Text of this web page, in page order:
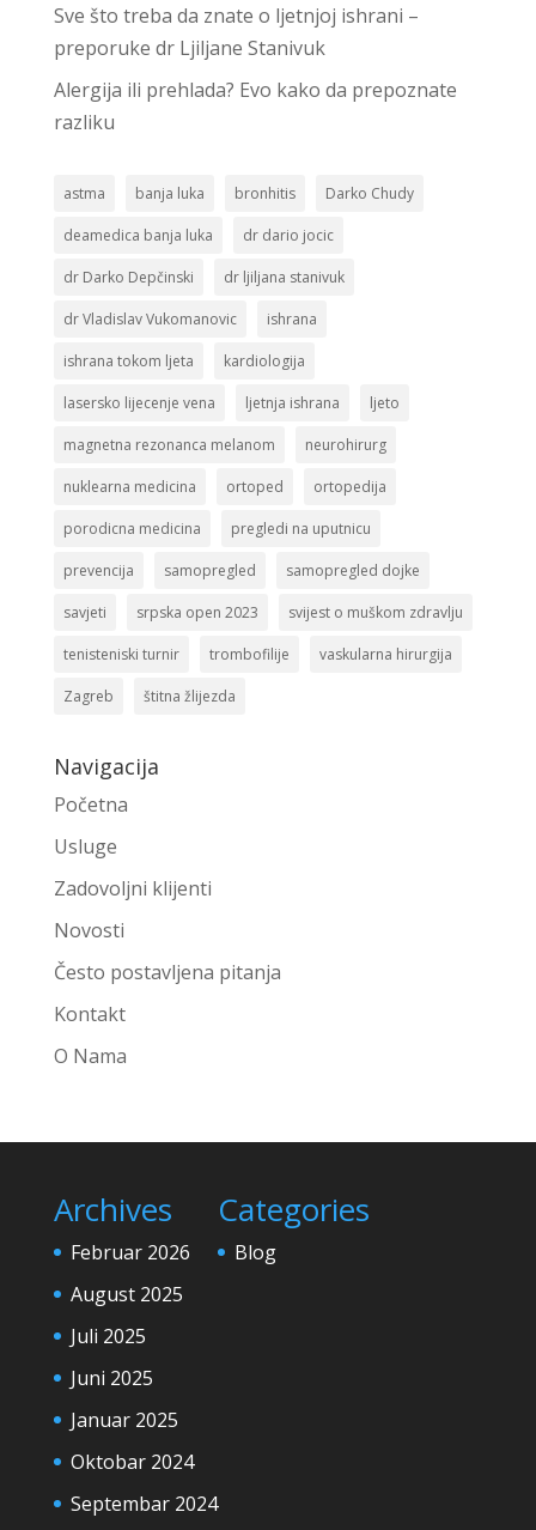
Sve što treba da znate o ljetnjoj ishrani –
preporuke dr Ljiljane Stanivuk
Alergija ili prehlada? Evo kako da prepoznate
razliku
astma banja luka bronhitis Darko Chudy
deamedica banja luka dr dario jocic
dr Darko Depčinski dr ljiljana stanivuk
dr Vladislav Vukomanovic ishrana
ishrana tokom ljeta kardiologija
lasersko lijecenje vena ljetnja ishrana ljeto
magnetna rezonanca melanom neurohirurg
nuklearna medicina ortoped ortopedija
porodicna medicina pregledi na uputnicu
prevencija samopregled samopregled dojke
savjeti srpska open 2023 svijest o muškom zdravlju
tenisteniski turnir trombofilije vaskularna hirurgija
Zagreb štitna žlijezda
Navigacija
Početna
Usluge
Zadovoljni klijenti
Novosti
Često postavljena pitanja
Kontakt
O Nama
Archives
Februar 2026
August 2025
Juli 2025
Juni 2025
Januar 2025
Oktobar 2024
Septembar 2024
Categories
Blog